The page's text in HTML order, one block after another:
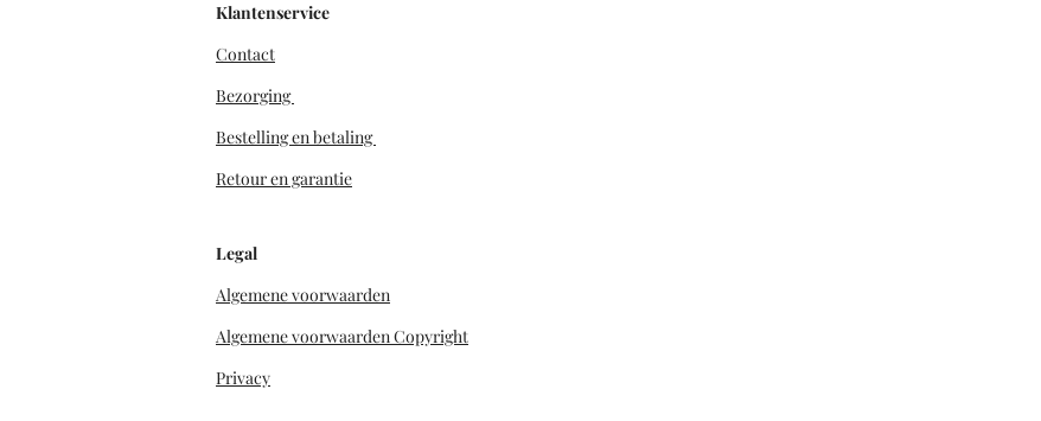
Klantenservice
Contact
Bezorging
Bestelling en betaling
Retour en garantie
Legal
Algemene voorwaarden
Algemene voorwaarden Copyright
Privacy